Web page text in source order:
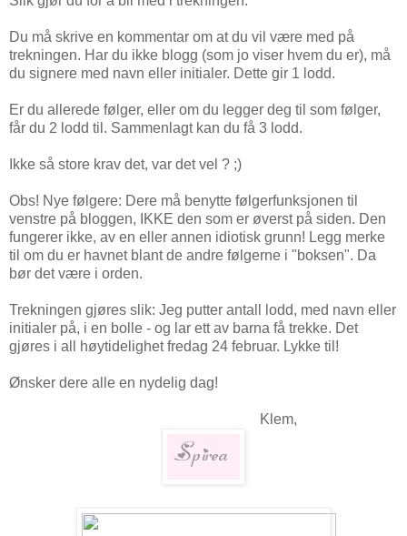
Du må skrive en kommentar om at du vil være med på
trekningen. Har du ikke blogg (som jo viser hvem du er), må
du signere med navn eller initialer. Dette gir 1 lodd.
Er du allerede følger, eller om du legger deg til som følger,
får du 2 lodd til. Sammenlagt kan du få 3 lodd.
Ikke så store krav det, var det vel ? ;)
Obs! Nye følgere: Dere må benytte følgerfunksjonen til
venstre på bloggen, IKKE den som er øverst på siden. Den
fungerer ikke, av en eller annen idiotisk grunn! Legg merke
til om du er havnet blant de andre følgerne i "boksen". Da
bør det være i orden.
Trekningen gjøres slik: Jeg putter antall lodd, med navn eller
initialer på, i en bolle - og lar ett av barna få trekke. Det
gjøres i all høytidelighet fredag 24 februar. Lykke til!
Ønsker dere alle en nydelig dag!
Klem,